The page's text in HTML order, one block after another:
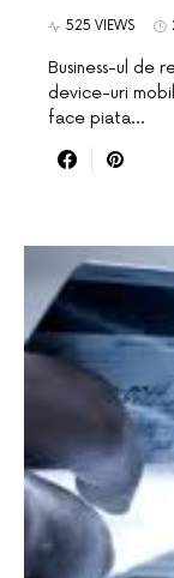
525 VIEWS
Business-ul de
device-uri
face piata…